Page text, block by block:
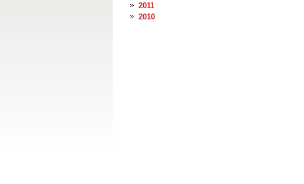
2011
2010